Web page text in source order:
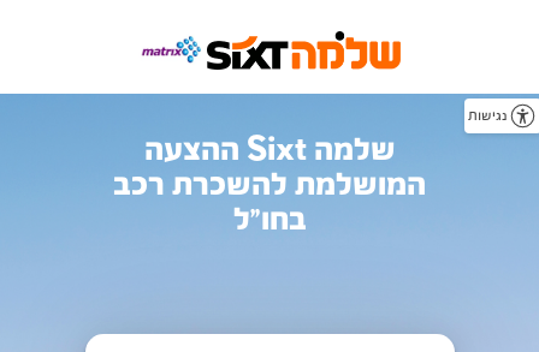
נגישות
שלמה Sixt ההצעה
המושלמת להשכרת רכב
בחו"ל